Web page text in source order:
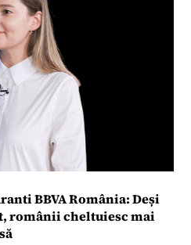
BBVA România: Deși
românii cheltuiesc mai